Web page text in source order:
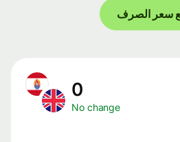
سعر الصرف
No change